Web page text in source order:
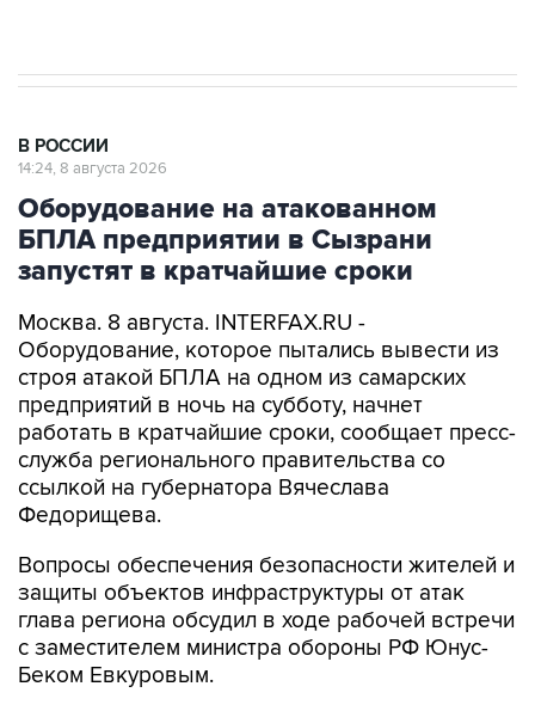
В РОССИИ
14:24, 8 августа 2026
Оборудование на атакованном
БПЛА предприятии в Сызрани
запустят в кратчайшие сроки
Москва. 8 августа. INTERFAX.RU -
Оборудование, которое пытались вывести из
строя атакой БПЛА на одном из самарских
предприятий в ночь на субботу, начнет
работать в кратчайшие сроки, сообщает пресс-
служба регионального правительства со
ссылкой на губернатора Вячеслава
Федорищева.
Вопросы обеспечения безопасности жителей и
защиты объектов инфраструктуры от атак
глава региона обсудил в ходе рабочей встречи
с заместителем министра обороны РФ Юнус-
Беком Евкуровым.